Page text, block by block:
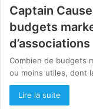
Captain
budgets
d’associations
Combien de budgets
ou moins utiles, dont
Lire la suite